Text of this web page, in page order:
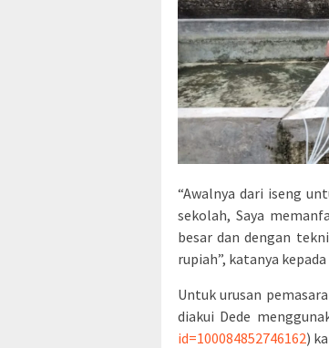
“Awalnya dari iseng
sekolah, Saya
besar dan dengan
rupiah”, katanya kepada
Untuk urusan
diakui Dede
id=100084852746162)